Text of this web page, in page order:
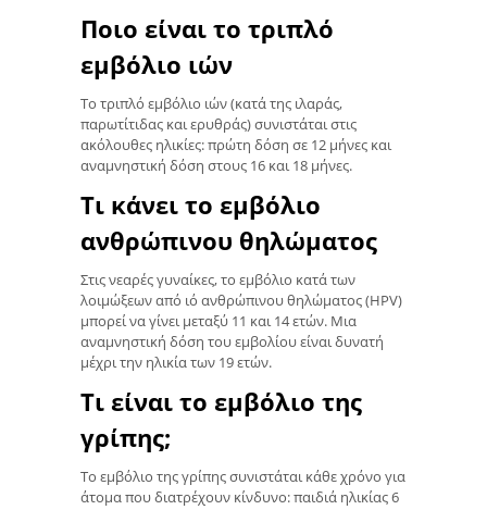
Ποιο είναι το τριπλό
εμβόλιο ιών
Το τριπλό εμβόλιο ιών (κατά της ιλαράς,
παρωτίτιδας και ερυθράς) συνιστάται στις
ακόλουθες ηλικίες: πρώτη δόση σε 12 μήνες και
αναμνηστική δόση στους 16 και 18 μήνες.
Τι κάνει το εμβόλιο
ανθρώπινου θηλώματος
Στις νεαρές γυναίκες, το εμβόλιο κατά των
λοιμώξεων από ιό ανθρώπινου θηλώματος (HPV)
μπορεί να γίνει μεταξύ 11 και 14 ετών. Μια
αναμνηστική δόση του εμβολίου είναι δυνατή
μέχρι την ηλικία των 19 ετών.
Τι είναι το εμβόλιο της
γρίπης;
Το εμβόλιο της γρίπης συνιστάται κάθε χρόνο για
άτομα που διατρέχουν κίνδυνο: παιδιά ηλικίας 6